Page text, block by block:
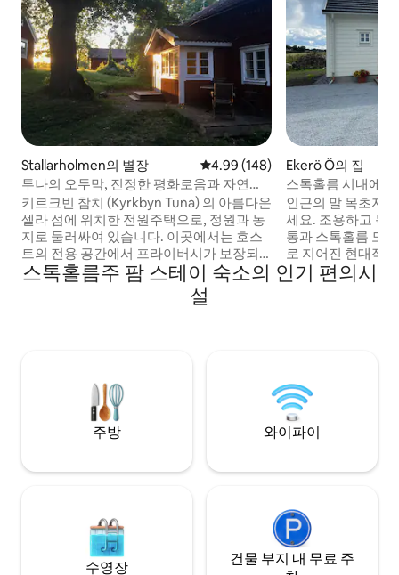
Stallarholmen의 별장 평점 4.99점(5점 만점), 후기 148
4.99 (148)
투나의 오두막, 진정한 평화로움과 자연에
가까운 곳.
키르크빈 참치 (Kyrkbyn Tuna) 의 아름다운
셀라 섬에 위치한 전원주택으로, 정원과 농
지로 둘러싸여 있습니다. 이곳에서는 호스
트의 전용 공간에서 프라이버시가 보장되
는 아늑하고 실용적인 전원주택에서 고요
와 자연을 즐길 수 있습니다. 새롭게 단장한
욕실 및 세탁실! 멜라렌 호수 한가운데에 위
거리 3km 거리 Mariefred 18km 거리
Strängnäs 21km
Ekerö Ö의 집
스톡홀름 시내에
의 목가적인 분위기
인근의 말 목초지
세요. 조용하고 목
통과 스톡홀름 도
로 지어진 현대적
(Svartsjö Castle)
습니다. 자전거 거
Troxhammars 골
크가 편리한 거리
스톡홀름주 팜 스테이 숙소의 인기 편의시
설
주방 와이파이
수영장
건물 부지 내 무료 주